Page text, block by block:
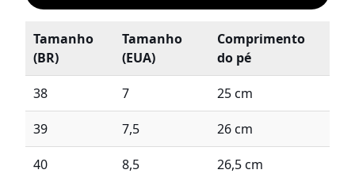
Tamanho
(BR)
Tamanho
(EUA)
Comprimento
do pé
38 7 25 cm
39 7,5 26 cm
40 8,5 26,5 cm